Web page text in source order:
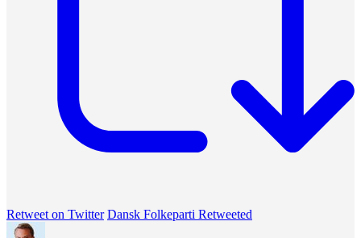
Retweet on Twitter Dansk Folkeparti Retweeted